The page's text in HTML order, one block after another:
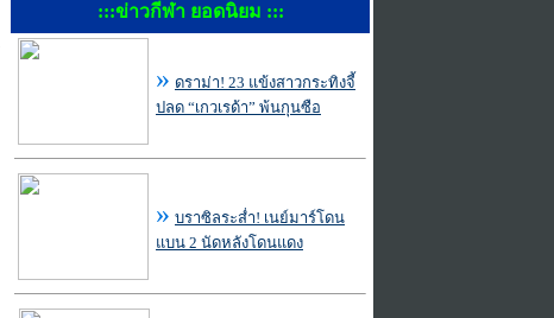
:::ข่าวกีฬา ยอดนิยม :::
» ดราม่า! 23 แข้งสาวกระทิงจี้
ปลด “เกวเรด้า” พ้นกุนซือ
» บราซิลระส่ำ! เนย์มาร์โดน
แบน 2 นัดหลังโดนแดง